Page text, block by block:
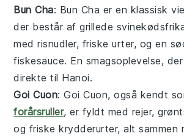
Bun Cha: Bun Cha er en klassisk
der består af grillede
med risnudler, friskeurter, og en
fiskesauce. En smagsoplevelse,
direkte til Hanoi.
Goi Cuon: Goi Cuon, også kendt
forårsruller, er fyldt med rejer,
og friske krydderurter, alt sammen